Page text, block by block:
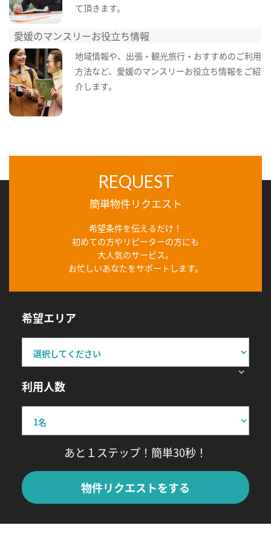
て頂きます。
愛媛のマンスリーお役立ち情報
地域情報や、出張・観光旅行・おすすめのご利用
方法など、愛媛のマンスリーお役立ち情報をご紹
介します。
REQUEST
簡単物件リクエスト
希望条件を伝えるだけ！
初めての方やリピーターの方にも
大人気のサービス。
お忙しいあなたをサポートします。
希望エリア
利用人数
あと１ステップ！簡単30秒！
物件リクエストをする